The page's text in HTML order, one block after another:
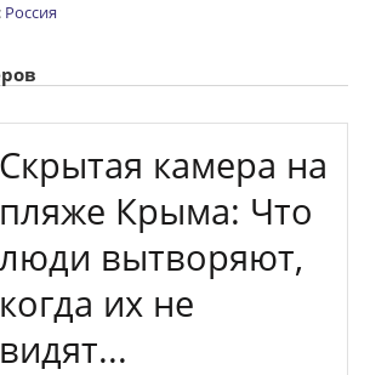
Россия
Скрытая камера на
пляже Крыма: Что
люди вытворяют,
когда их не
видят...